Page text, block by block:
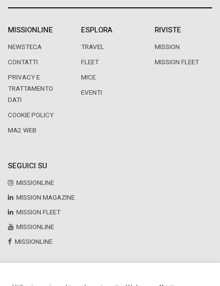
MISSIONLINE
NEWSTECA
CONTATTI
PRIVACY E
TRATTAMENTO
DATI
COOKIE POLICY
MA2 WEB
ESPLORA
TRAVEL
FLEET
MICE
EVENTI
RIVISTE
MISSION
MISSION FLEET
SEGUICI SU
MISSIONLINE
MISSION MAGAZINE
MISSION FLEET
MISSIONLINE
MISSIONLINE